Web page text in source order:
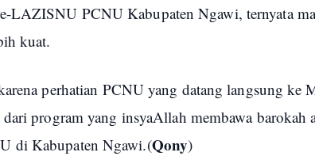
LAZISNU PCNU Kabupaten Ngawi, ternyata
kuat.
perhatian PCNU yang datang langsung ke
dari program yang insyaAllah membawa barokah
di Kabupaten Ngawi.(Qony)